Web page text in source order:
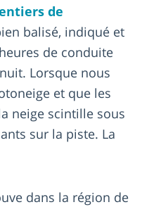
de
balisé, indiqué et
de conduite
Lorsque nous
et que les
neige scintille sous
sur la piste. La
dans la région de